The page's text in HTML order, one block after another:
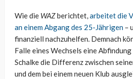
Wie die WAZberichtet,arbeitet die
an einem Abgang des 25-Jährigen –
finanziell nachzuhelfen. Demnach
Falle eines Wechsels eine
Schalke die Differenz zwischen
und dem bei einem neuen Klub